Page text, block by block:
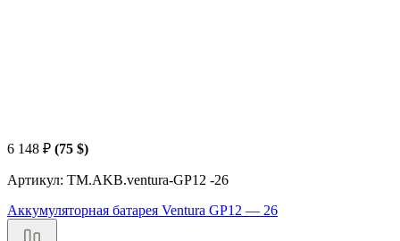
6 148 ₽ (75 $)
Артикул: TM.AKB.ventura-GP12 -26
Аккумуляторная батарея Ventura GP12 — 26